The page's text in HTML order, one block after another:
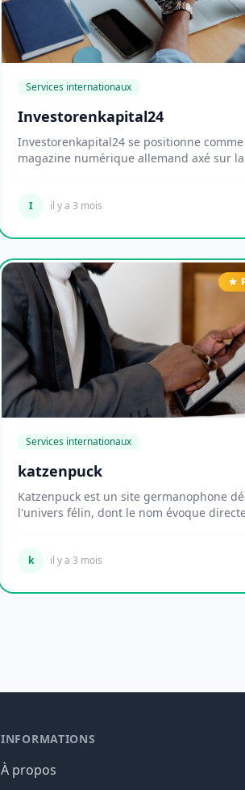
Services internationaux
Investorenkapital24
Investorenkapital24 se positionne
magazine numérique allemand axé sur la
I il y a 3 mois
Services internationaux
katzenpuck
Katzenpuck est un site germanophone
l'univers félin, dont le nom évoque
k il y a 3 mois
INFORMATIONS
À propos